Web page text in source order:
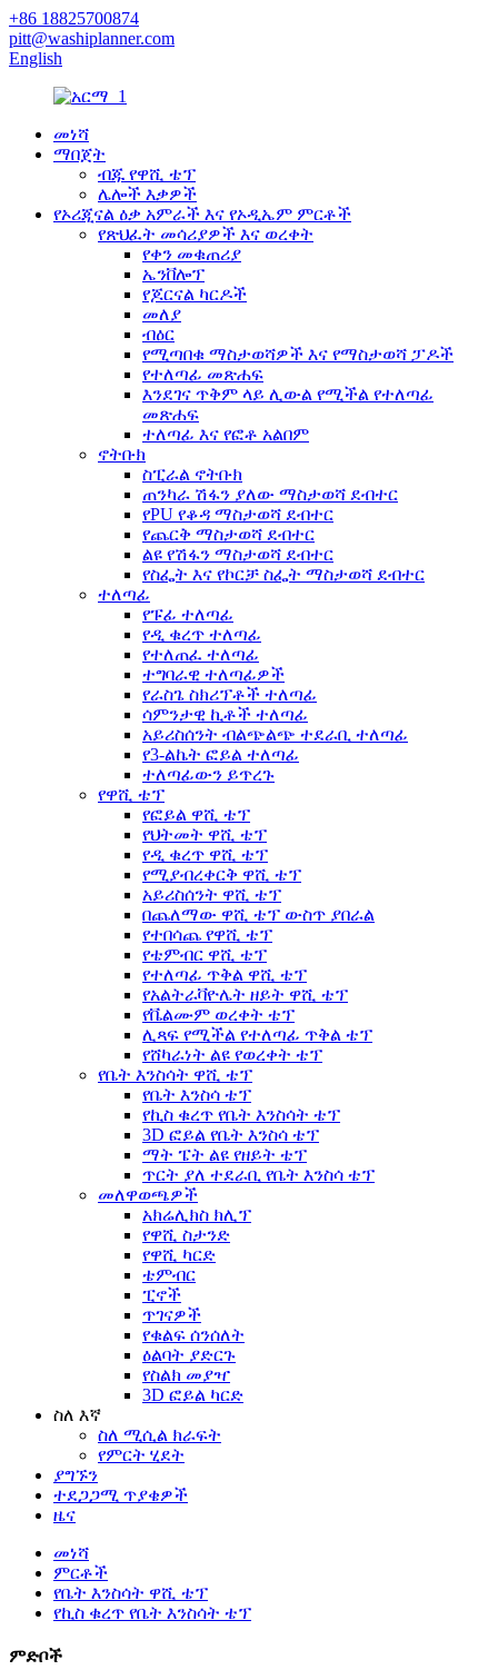
+86 18825700874
pitt@washiplanner.com
English
መነሻ
ማበጀት
ብጁ የዋሺ ቴፕ
ሌሎች እቃዎች
የኦሪጂናል ዕቃ አምራች እና የኦዲኤም ምርቶች
የጽህፈት መሳሪያዎች እና ወረቀት
የቀን መቁጠሪያ
ኤንቨሎፕ
የጆርናል ካርዶች
መለያ
ብዕር
የሚጣበቁ ማስታወሻዎች እና የማስታወሻ ፓዶች
የተለጣፊ መጽሐፍ
እንደገና ጥቅም ላይ ሊውል የሚችል የተለጣፊ
መጽሐፍ
ተለጣፊ እና የፎቶ አልበም
ኖትቡክ
ስፒራል ኖትቡክ
ጠንካራ ሽፋን ያለው ማስታወሻ ደብተር
የPU የቆዳ ማስታወሻ ደብተር
የጨርቅ ማስታወሻ ደብተር
ልዩ የሽፋን ማስታወሻ ደብተር
የስፌት እና የኮርቻ ስፌት ማስታወሻ ደብተር
ተለጣፊ
የፑፊ ተለጣፊ
የዲ ቁረጥ ተለጣፊ
የተለጠፈ ተለጣፊ
ተግባራዊ ተለጣፊዎች
የራስጌ ስክሪፕቶች ተለጣፊ
ሳምንታዊ ኪቶች ተለጣፊ
አይሪስሰንት ብልጭልጭ ተደራቢ ተለጣፊ
የ3-ልኬት ፎይል ተለጣፊ
ተለጣፊውን ይጥረጉ
የዋሺ ቴፕ
የፎይል ዋሺ ቴፕ
የህትመት ዋሺ ቴፕ
የዲ ቁረጥ ዋሺ ቴፕ
የሚያብረቀርቅ ዋሺ ቴፕ
አይሪስሰንት ዋሺ ቴፕ
በጨለማው ዋሺ ቴፕ ውስጥ ያበራል
የተበሳጨ የዋሺ ቴፕ
የቴምብር ዋሺ ቴፕ
የተለጣፊ ጥቅል ዋሺ ቴፕ
የአልትራቫዮሌት ዘይት ዋሺ ቴፕ
የቬልሙም ወረቀት ቴፕ
ሊጻፍ የሚችል የተለጣፊ ጥቅል ቴፕ
የሸካራነት ልዩ የወረቀት ቴፕ
የቤት እንስሳት ዋሺ ቴፕ
የቤት እንስሳ ቴፕ
የኪስ ቁረጥ የቤት እንስሳት ቴፕ
3D ፎይል የቤት እንስሳ ቴፕ
ማት ፔት ልዩ የዘይት ቴፕ
ጥርት ያለ ተደራቢ የቤት እንስሳ ቴፕ
መለዋወጫዎች
አክሬሊክስ ክሊፕ
የዋሺ ስታንድ
የዋሺ ካርድ
ቴምብር
ፒኖች
ጥገናዎች
የቁልፍ ሰንሰለት
ዕልባት ያድርጉ
የስልክ መያዣ
3D ፎይል ካርድ
ስለ እኛ
ስለ ሚሲል ክራፍት
የምርት ሂደት
ያግኙን
ተደጋጋሚ ጥያቄዎች
ዜና
መነሻ
ምርቶች
የቤት እንስሳት ዋሺ ቴፕ
የኪስ ቁረጥ የቤት እንስሳት ቴፕ
ምድቦች